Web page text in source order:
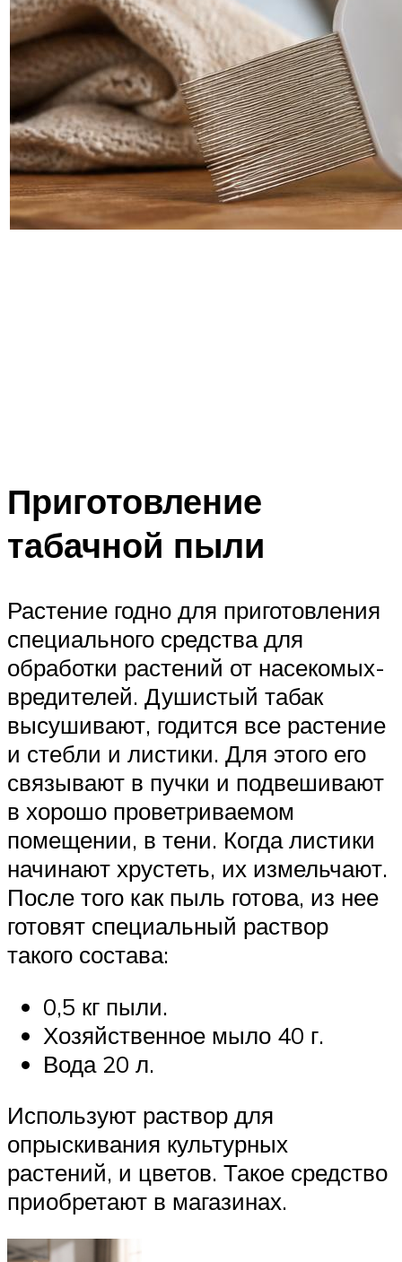
Приготовление
табачной пыли
Растение годно для приготовления
специального средства для
обработки растений от насекомых-
вредителей. Душистый табак
высушивают, годится все растение
и стебли и листики. Для этого его
связывают в пучки и подвешивают
в хорошо проветриваемом
помещении, в тени. Когда листики
начинают хрустеть, их измельчают.
После того как пыль готова, из нее
готовят специальный раствор
такого состава:
0,5 кг пыли.
Хозяйственное мыло 40 г.
Вода 20 л.
Используют раствор для
опрыскивания культурных
растений, и цветов. Такое средство
приобретают в магазинах.